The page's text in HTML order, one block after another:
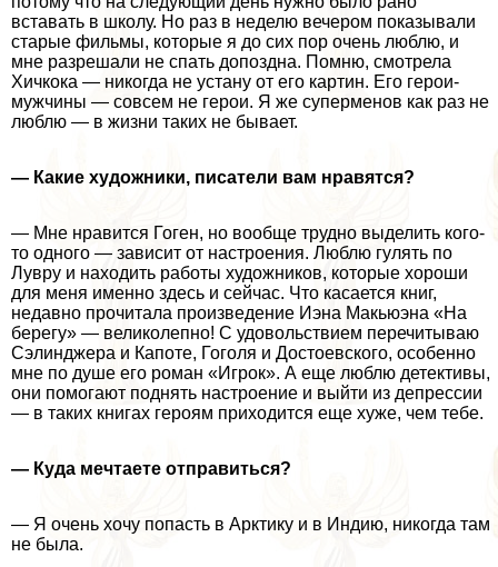
вставать в школу. Но раз в неделю вечером показывали
старые фильмы, которые я до сих пор очень люблю, и
мне разрешали не спать допоздна. Помню, смотрела
Хичкока — никогда не устану от его картин. Его герои-
мужчины — совсем не герои. Я же суперменов как раз не
люблю — в жизни таких не бывает.
— Какие художники, писатели вам нравятся?
— Мне нравится Гоген, но вообще трудно выделить кого-
то одного — зависит от настроения. Люблю гулять по
Лувру и находить работы художников, которые хороши
для меня именно здесь и сейчас. Что касается книг,
недавно прочитала произведение Иэна Макьюэна «На
берегу» — великолепно! С удовольствием перечитываю
Сэлинджера и Капоте, Гоголя и Достоевского, особенно
мне по душе его роман «Игрок». А еще люблю детективы,
они помогают поднять настроение и выйти из депрессии
— в таких книгах героям приходится еще хуже, чем тебе.
— Куда мечтаете отправиться?
— Я очень хочу попасть в Арктику и в Индию, никогда там
не была.